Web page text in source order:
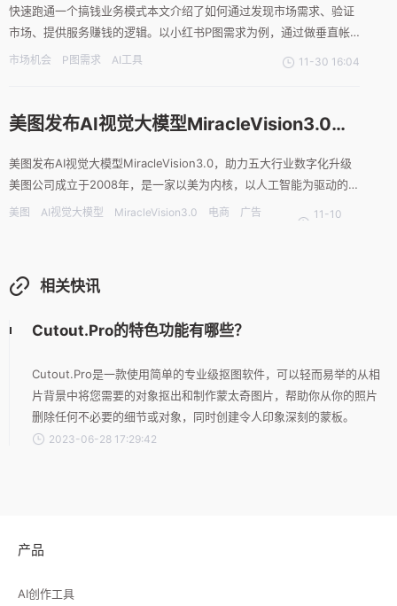
快速跑通一个搞钱业务模式本文介绍了如何通过发现市场需求、验证
市场、提供服务赚钱的逻辑。以小红书P图需求为例，通过做垂直帐
号、导流微信、利用免费P图AI工具等方式，快速跑通一个小的模
市场机会 P图需求 AI工具 11-30 16:04
美图发布AI视觉大模型MiracleVision3.0，
美图发布AI视觉大模型MiracleVision3.0，助力五大行业数字化升级
美图公司成立于2008年，是一家以美为内核，以人工智能为驱动的科
技公司。今年6月，美图公司举办了一场以“AI时代的影像生产工具”为
美图 AI视觉大模型 MiracleVision3.0 电商
广告
11-10
相关快讯
Cutout.Pro的特色功能有哪些？
Cutout.Pro是一款使用简单的专业级抠图软件，可以轻而易举的从相
片背景中将您需要的对象抠出和制作蒙太奇图片，帮助你从你的照片
删除任何不必要的细节或对象，同时创建令人印象深刻的蒙板。
2023-06-28 17:29:42
产品
AI创作工具